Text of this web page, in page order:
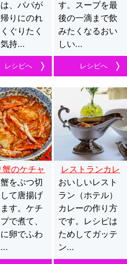
、パパが
りにのれ
ぐりたく
持...
レシピへ
す。スープを最
後の一滴まで飲
みたくなるおい
しい...
レシピへ
蟹のケチャ
ップ煮
をぶつ切
て唐揚げ
す。ケチ
で煮て、
卵でふわ
レストランカレ
ー
おいしいレスト
ラン（ホテル）
カレーの作り方
です。レシピは
ためしてガッテ
ン...